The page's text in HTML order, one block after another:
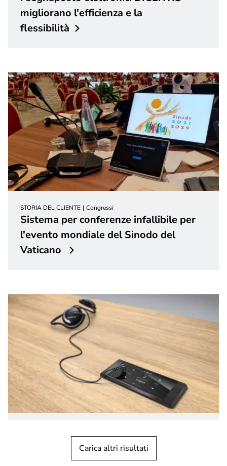
migliorano l'efficienza e la
flessibilità
STORIA DEL CLIENTE Congressi
Sistema per conferenze infallibile per
l'evento mondiale del Sinodo del
Vaticano
Il nuovo selettore della lingua
DICENTIS a incasso semplifica
Carica altri risultati